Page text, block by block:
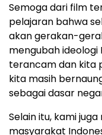
Semoga dari film
pelajaran bahwa
akan gerakan-
mengubah ideologi
terancam dan kita
kita masih
sebagai dasar
Selain itu, kami
masyarakat